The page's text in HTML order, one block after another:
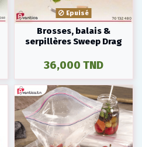
Epuisé
Brosses, balais &
serpillères Sweep Drag
36,000 TND